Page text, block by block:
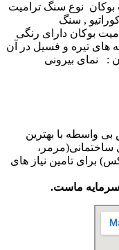
نوع سنگ ترامیت
, سنگ
بوکان دارای رنگی
های تیره و فسیل در آن
: نمای بیرونی
واسطه با بهترین
برای تامین نیاز های
ماست.